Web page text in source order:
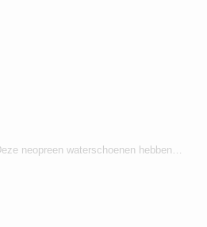
neopreen waterschoenen hebben…